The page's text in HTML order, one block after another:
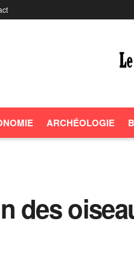
ARCHÉOLOGIE
des